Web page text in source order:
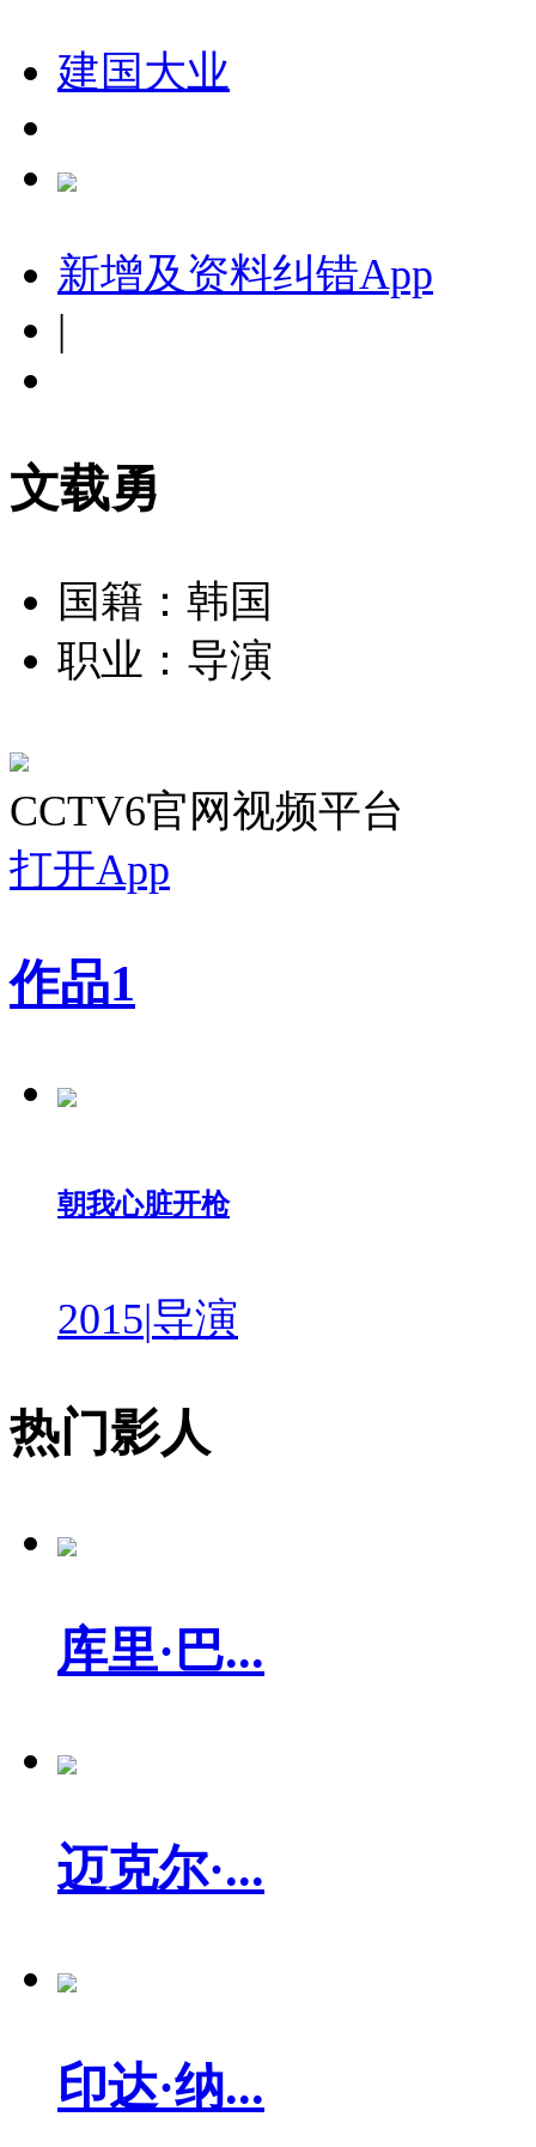
建国大业
新增及资料纠错App
|
文载勇
国籍：韩国
职业：导演
CCTV6官网视频平台
打开App
作品1
朝我心脏开枪
2015|导演
热门影人
库里·巴...
迈克尔·...
印达·纳...